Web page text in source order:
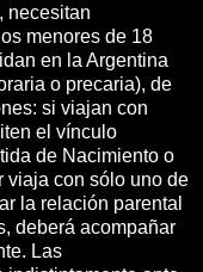
necesitan
menores de 18
en la Argentina
o precaria), de
si viajan con
el vínculo
de Nacimiento o
viaja con sólo uno de
la relación parental
deberá acompañar
Las